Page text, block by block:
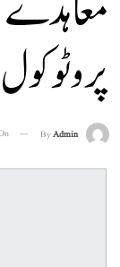
ByAdmin